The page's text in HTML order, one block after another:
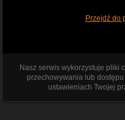
Przejdź do
Nasz serwis wykorzystuje pliki
przechowywania lub
ustawieniach Twojej